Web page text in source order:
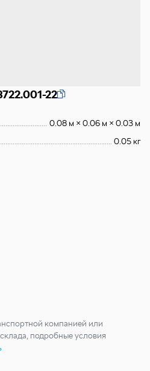
22
0.08 м × 0.06 м × 0.03 м
0.05 кг
компанией или
подробные условия